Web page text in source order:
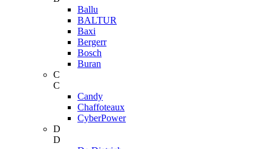
Ballu
BALTUR
Baxi
Bergerr
Bosch
Buran
C
C
Candy
Chaffoteaux
CyberPower
D
D